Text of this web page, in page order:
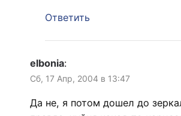
Ответить
elbonia:
Сб, 17 Апр, 2004 в 13:47
Да не, я потом дошел до